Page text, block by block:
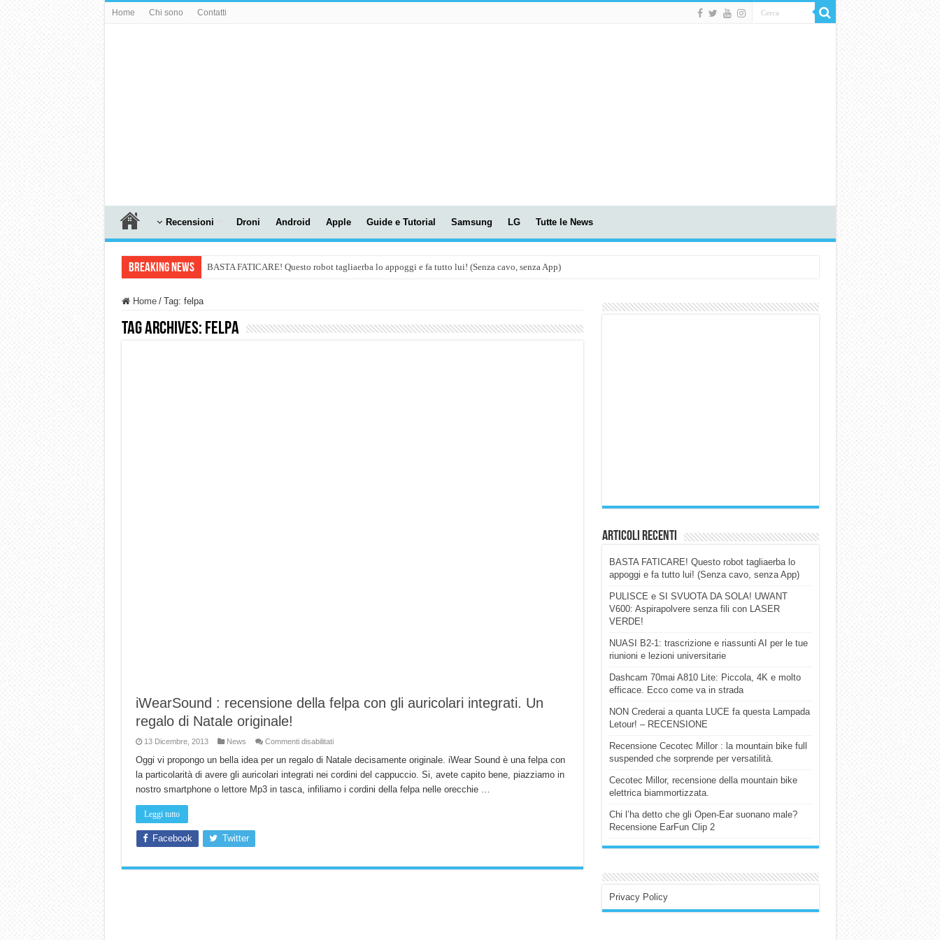
Home Chi sono Contatti
Recensioni Droni Android Apple Guide e Tutorial Samsung LG Tutte le News
Breaking News BASTA FATICARE! Questo robot tagliaerba lo appoggi e fa tutto lui! (Senza cavo, senza App)
Dashcam 70mai A810 Lite: Piccola, 4K e molto efficace. Ecco come va in strada
Home / Tag: felpa
Tag Archives: felpa
iWearSound : recensione della felpa con gli auricolari integrati. Un
regalo di Natale originale!
13 Dicembre, 2013 News Commenti disabilitatisu
:
recensione
della
con
Oggi vi propongo un bella idea per un regalo di Natale decisamente originale. iWear Sound è una felpa con
la particolarità di avere gli auricolari integrati nei cordini del cappuccio. Si, avete capito bene, piazziamo in
nostro smartphone o lettore Mp3 in tasca, infiliamo i cordini della felpa nelle orecchie …
Leggi tutto
Facebook Twitter
Articoli Recenti
BASTA FATICARE! Questo robot tagliaerba lo
appoggi e fa tutto lui! (Senza cavo, senza App)
PULISCE e SI SVUOTA DA SOLA! UWANT
V600: Aspirapolvere senza fili con LASER
VERDE!
NUASI B2-1: trascrizione e riassunti AI per le tue
riunioni e lezioni universitarie
Dashcam 70mai A810 Lite: Piccola, 4K e molto
efficace. Ecco come va in strada
NON Crederai a quanta LUCE fa questa Lampada
Letour! – RECENSIONE
Recensione Cecotec Millor : la mountain bike full
suspended che sorprende per versatilità.
Cecotec Millor, recensione della mountain bike
elettrica biammortizzata.
Chi l’ha detto che gli Open-Ear suonano male?
Recensione EarFun Clip 2
Privacy Policy